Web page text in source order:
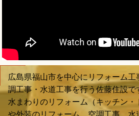
広島県福山市を中心にリフォーム
調工事・水道工事を行う佐藤住設で
水まわりのリフォーム（キッチン